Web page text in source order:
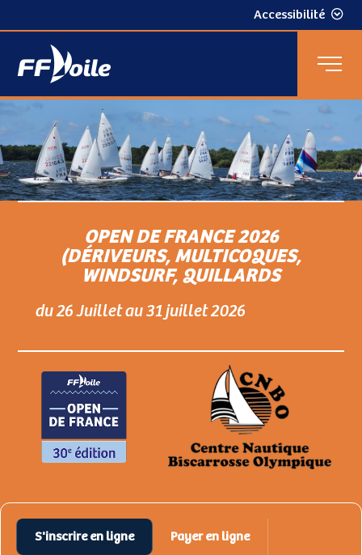
Accessibilité
OPEN DE FRANCE 2026
(DÉRIVEURS, MULTICOQUES,
WINDSURF, QUILLARDS
du 26 Juillet au 31 juillet 2026
S'inscrire en ligne Payer en ligne